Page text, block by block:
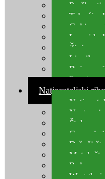
Praškasti
Tekući
Gel i
Lovni
Živi
Ljepilo
Boje za
Natjecateljski
Nastavci
Šteke za
Gume i
Držači
Match
Role za
Waggleri